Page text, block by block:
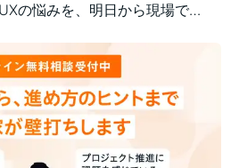
の悩みを、明日から現場で実
おすすめの実践型セミナーで